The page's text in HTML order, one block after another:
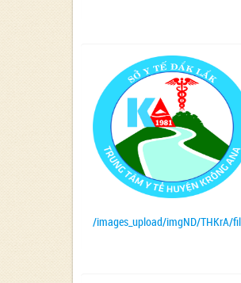
/images_upload/imgND/THKrA/